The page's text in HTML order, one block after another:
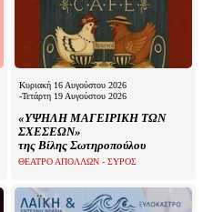
Κυριακή 16 Αυγούστου 2026
-Τετάρτη 19 Αυγούστου 2026
«ΥΨΗΛΗ ΜΑΓΕΙΡΙΚΗ ΤΩΝ
ΣΧΕΣΕΩΝ»
της Βίλης Σωτηροπούλου
ΘΕΑΤΡΟ ΑΠΟΛΛΩΝ - ΣΥΡΟΣ